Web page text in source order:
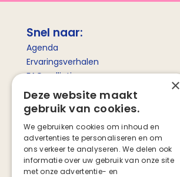
Snel naar:
Agenda
Ervaringsverhalen
FAQ palliatieve zorg
Betekenis palliatieve zorg
Social media
Facebook
Instagram
TikTok
×
Deze website maakt
gebruik van cookies.
We gebruiken cookies om inhoud en
advertenties te personaliseren en om
ons verkeer te analyseren. We delen ook
informatie over uw gebruik van onze site
met onze advertentie- en